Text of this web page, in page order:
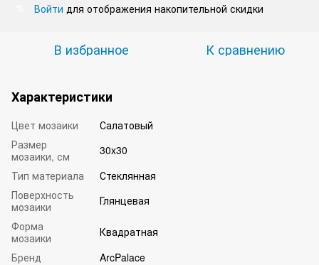
Войти для отображения накопительной скидки
В избранное К сравнению
Характеристики
Цвет мозаики
Салатовый
Размер
мозаики, см
30x30
Тип материала
Стеклянная
Поверхность
мозаики
Глянцевая
Форма
мозаики
Квадратная
Бренд
ArcPalace